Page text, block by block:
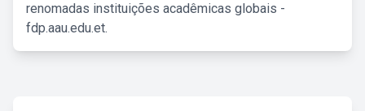
renomadas instituições acadêmicas globais -
fdp.aau.edu.et.